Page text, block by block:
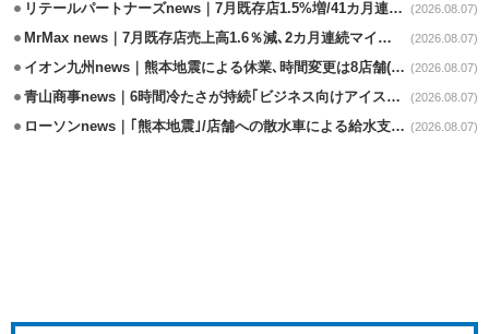
リテールパートナーズnews｜7月既存店1.5%増/41カ月連続増 (2026.08.07)
MrMax news｜7月既存店売上高1.6％減､2カ月連続マイナス (2026.08.07)
イオン九州news｜熊本地震による休業､時間変更は8店舗(8/7時点) (2026.08.07)
青山商事news｜6時間冷たさが持続｢ビジネス向けアイスベスト｣発売 (2026.08.07)
ローソンnews｜｢熊本地震｣/店舗への散水車による給水支援を開始 (2026.08.07)